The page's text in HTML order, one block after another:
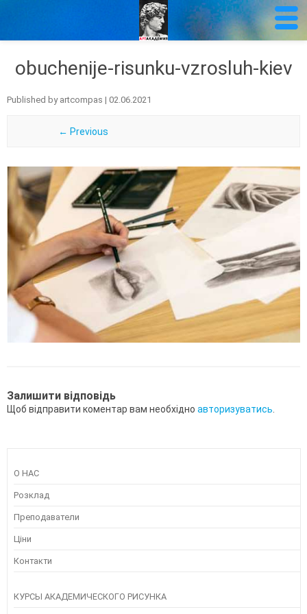
obuchenije-risunku-vzrosluh-kiev
Published by artcompas | 02.06.2021
← Previous
Залишити відповідь
Щоб відправити коментар вам необхідно авторизуватись
О НАС
Розклад
Преподаватели
Ціни
Контакти
КУРСЫ АКАДЕМИЧЕСКОГО РИСУНКА